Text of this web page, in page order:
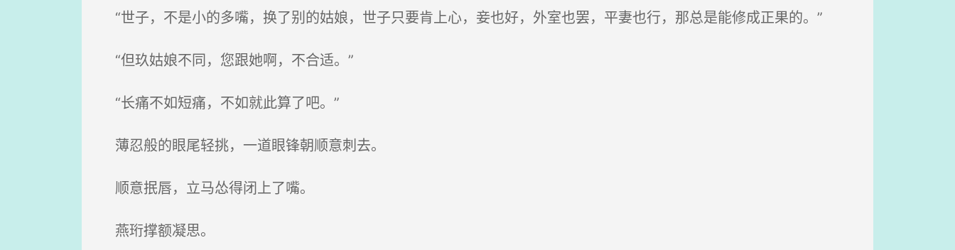
“世子，不是小的多嘴，换了别的姑娘，世子只要肯上心，妾也好，外室也罢，平妻也行，那总是能修成正果的。”
“但玖姑娘不同，您跟她啊，不合适。”
“长痛不如短痛，不如就此算了吧。”
薄忍般的眼尾轻挑，一道眼锋朝顺意刺去。
顺意抿唇，立马怂得闭上了嘴。
燕珩撑额凝思。